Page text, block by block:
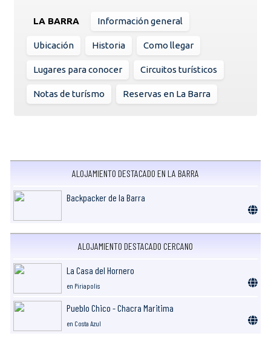
LA BARRA Información general
Ubicación Historia Como llegar
Lugares para conocer Circuitos turísticos
Notas de turísmo Reservas en La Barra
ALOJAMIENTO DESTACADO EN LA BARRA
Backpacker de la Barra
ALOJAMIENTO DESTACADO CERCANO
La Casa del Hornero
en Piriapolis
Pueblo Chico - Chacra Maritima
en Costa Azul